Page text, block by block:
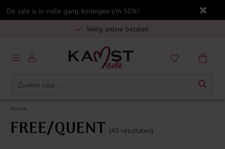
De sale is in volle gang: kortingen t/m 50%!
Veilig online betalen
Gratis verzending in Nederland vanaf €75,-
Home
FREE/QUENT (40 resultaten)